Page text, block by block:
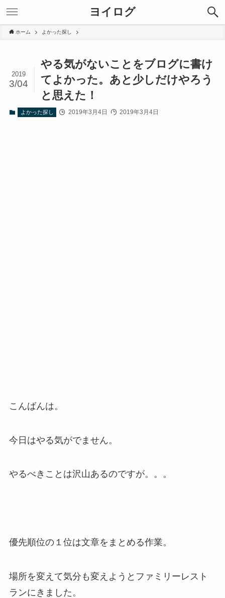
ヨイログ
ホーム よかった探し
やる気がないことをブログに書け
てよかった。あと少しだけやろう
と思えた！
2019
3/04
よかった探し 2019年3月4日 2019年3月4日
こんばんは。
今日はやる気がでません。
やるべきことは沢山あるのですが。。。
優先順位の１位は文章をまとめる作業。
場所を変えて気分も変えようとファミリーレスト
ランにきました。